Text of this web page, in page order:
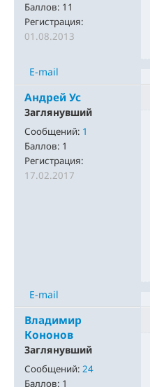
Баллов: 11
Регистрация:
01.08.2013
E-mail
Андрей Ус
Заглянувший
Сообщений: 1
Баллов: 1
Регистрация:
17.02.2017
E-mail
Владимир
Кононов
Заглянувший
Сообщений: 24
Баллов: 1